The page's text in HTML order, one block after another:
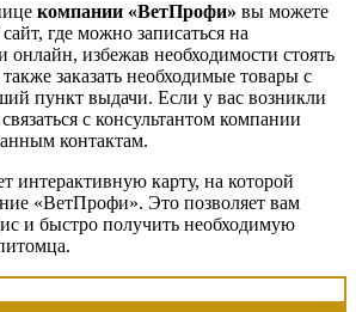
компании «ВетПрофи» вы можете
где можно записаться на
онлайн, избежав необходимости стоять
также заказать необходимые товары с
пункт выдачи. Если у вас возникли
с консультантом компании
контактам.
интерактивную карту, на которой
«ВетПрофи». Это позволяет вам
и быстро получить необходимую